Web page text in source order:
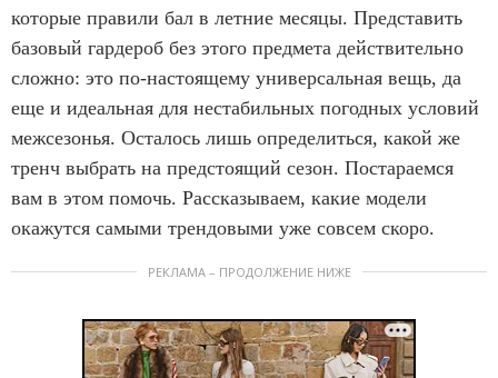
которые правили бал в летние месяцы. Представить
базовый гардероб без этого предмета действительно
сложно: это по-настоящему универсальная вещь, да
еще и идеальная для нестабильных погодных условий
межсезонья. Осталось лишь определиться, какой же
тренч выбрать на предстоящий сезон. Постараемся
вам в этом помочь. Рассказываем, какие модели
окажутся самыми трендовыми уже совсем скоро.
РЕКЛАМА – ПРОДОЛЖЕНИЕ НИЖЕ